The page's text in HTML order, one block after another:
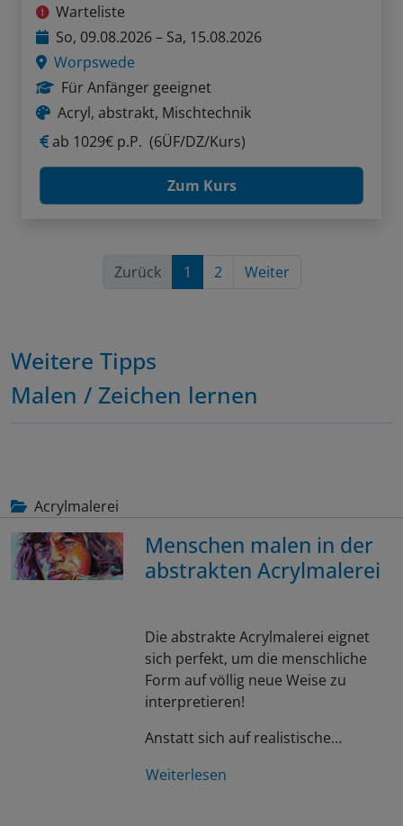
Warteliste
So, 09.08.2026 – Sa, 15.08.2026
Worpswede
Für Anfänger geeignet
Acryl, abstrakt, Mischtechnik
ab 1029€ p.P. (6ÜF/DZ/Kurs)
Zum Kurs
Zurück 1 2 Weiter
Weitere Tipps
Malen / Zeichen lernen
Acrylmalerei
Menschen malen in der
abstrakten Acrylmalerei
Die abstrakte Acrylmalerei eignet
sich perfekt, um die menschliche
Form auf völlig neue Weise zu
interpretieren!
Anstatt sich auf realistische…
Weiterlesen